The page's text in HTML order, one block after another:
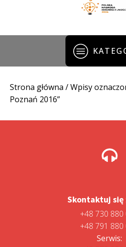
Strona główna / Wpisy
Poznań 2016”
Skontaktuj się
+48 730 880
+48 791 880
Serwis: